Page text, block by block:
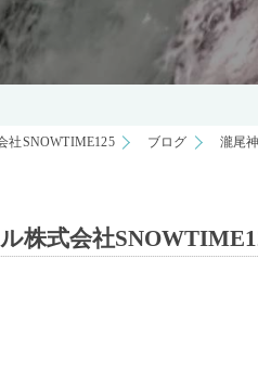
社SNOWTIME125 ブログ 瀧尾
株式会社